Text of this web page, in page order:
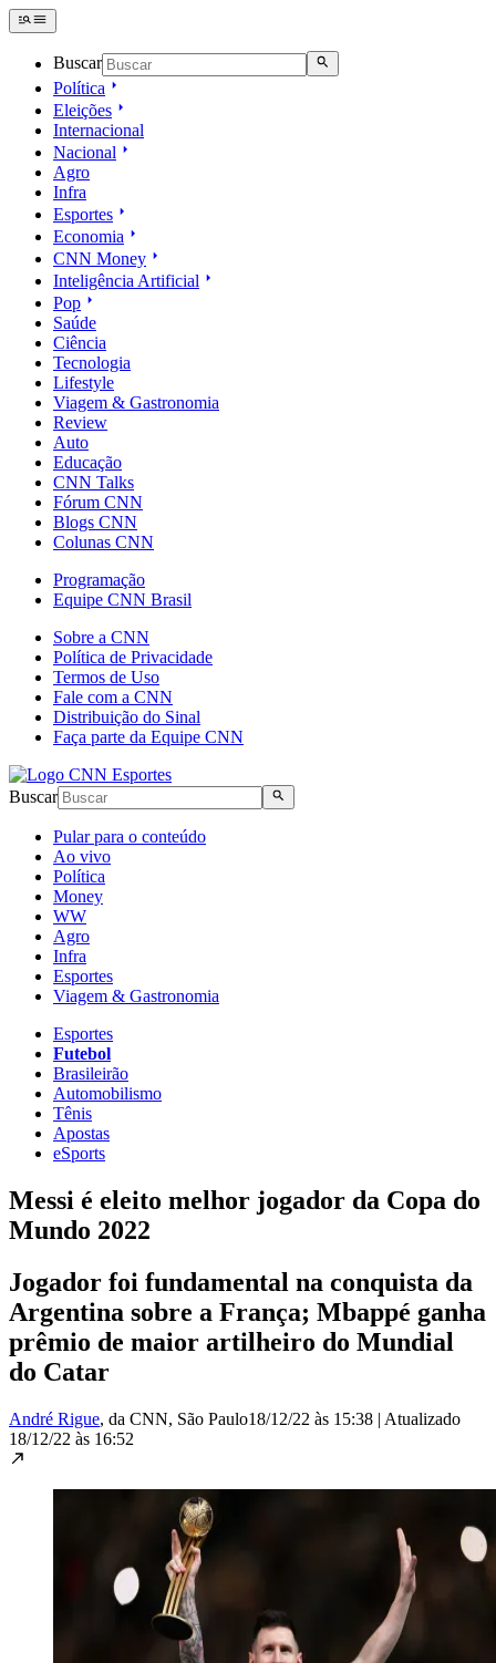
Buscar
Política
Eleições
Internacional
Nacional
Agro
Infra
Esportes
Economia
CNN Money
Inteligência Artificial
Pop
Saúde
Ciência
Tecnologia
Lifestyle
Viagem & Gastronomia
Review
Auto
Educação
CNN Talks
Fórum CNN
Blogs CNN
Colunas CNN
Programação
Equipe CNN Brasil
Sobre a CNN
Política de Privacidade
Termos de Uso
Fale com a CNN
Distribuição do Sinal
Faça parte da Equipe CNN
Buscar
Pular para o conteúdo
Ao vivo
Política
Money
WW
Agro
Infra
Esportes
Viagem & Gastronomia
Esportes
Futebol
Brasileirão
Automobilismo
Tênis
Apostas
eSports
Messi é eleito melhor jogador da Copa do
Mundo 2022
Jogador foi fundamental na conquista da
Argentina sobre a França; Mbappé ganha
prêmio de maior artilheiro do Mundial
do Catar
André Rigue, da CNN, São Paulo18/12/22 às 15:38 | Atualizado
18/12/22 às 16:52